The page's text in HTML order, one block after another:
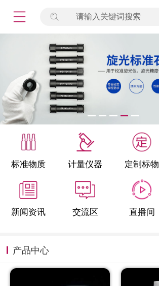
请输入关键词搜索
标准物质 计量仪器 定制标物
新闻资讯 交流区 直播间
产品中心
签到
标准物质
产品专项
微生物检测/质控品
定制标物
定制仪器
新闻资讯